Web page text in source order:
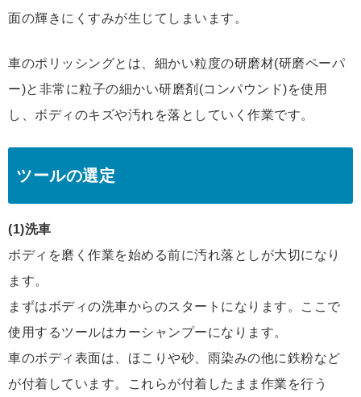
面の輝きにくすみが生じてしまいます。
車のポリッシングとは、細かい粒度の研磨材(研磨ペーパ
ー)と非常に粒子の細かい研磨剤(コンパウンド)を使用
し、ボディのキズや汚れを落としていく作業です。
ツールの選定
(1)洗車
ボディを磨く作業を始める前に汚れ落としが大切になり
ます。
まずはボディの洗車からのスタートになります。ここで
使用するツールはカーシャンプーになります。
車のボディ表面は、ほこりや砂、雨染みの他に鉄粉など
が付着しています。これらが付着したまま作業を行う